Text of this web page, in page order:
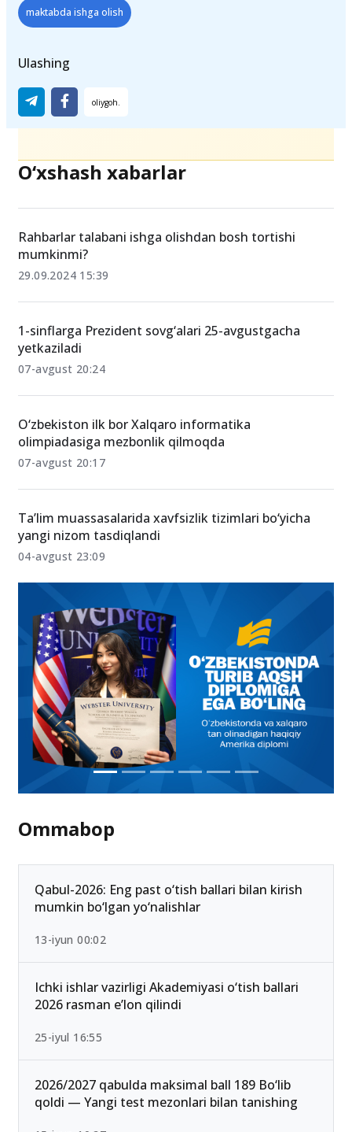
maktabda ishga olish
Ulashing
O‘xshash xabarlar
Rahbarlar talabani ishga olishdan bosh tortishi
mumkinmi?
29.09.2024 15:39
1-sinflarga Prezident sovg‘alari 25-avgustgacha
yetkaziladi
07-avgust 20:24
O‘zbekiston ilk bor Xalqaro informatika
olimpiadasiga mezbonlik qilmoqda
07-avgust 20:17
Ta’lim muassasalarida xavfsizlik tizimlari bo‘yicha
yangi nizom tasdiqlandi
04-avgust 23:09
Ommabop
Qabul-2026: Eng past o‘tish ballari bilan kirish
mumkin bo‘lgan yo‘nalishlar
13-iyun 00:02
Ichki ishlar vazirligi Akademiyasi o‘tish ballari
2026 rasman e’lon qilindi
25-iyul 16:55
2026/2027 qabulda maksimal ball 189 Bo‘lib
qoldi — Yangi test mezonlari bilan tanishing